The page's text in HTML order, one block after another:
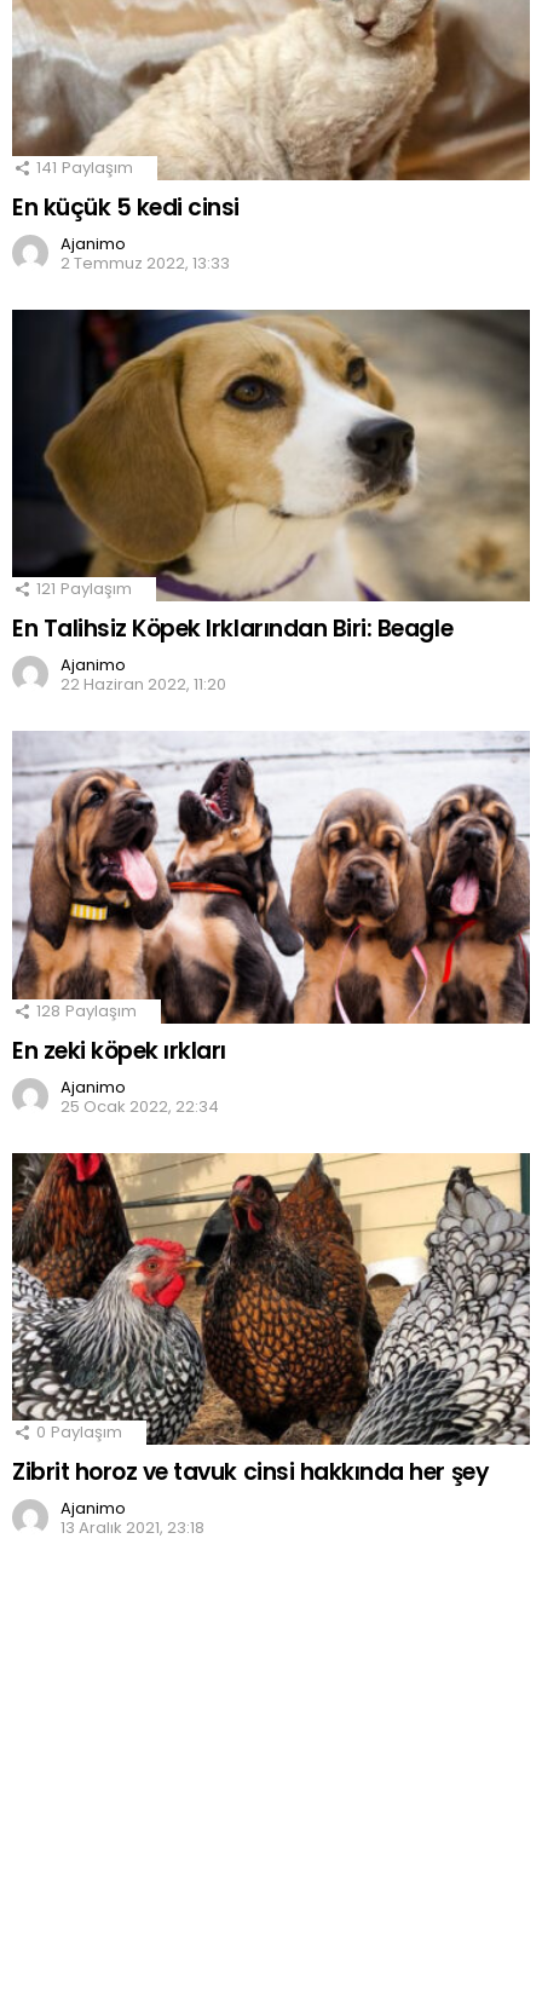
141 Paylaşım
En küçük 5 kedi cinsi
Ajanimo
2 Temmuz 2022, 13:33
121 Paylaşım
En Talihsiz Köpek Irklarından Biri: Beagle
Ajanimo
22 Haziran 2022, 11:20
128 Paylaşım
En zeki köpek ırkları
Ajanimo
25 Ocak 2022, 22:34
0 Paylaşım
Zibrit horoz ve tavuk cinsi hakkında her şey
Ajanimo
13 Aralık 2021, 23:18